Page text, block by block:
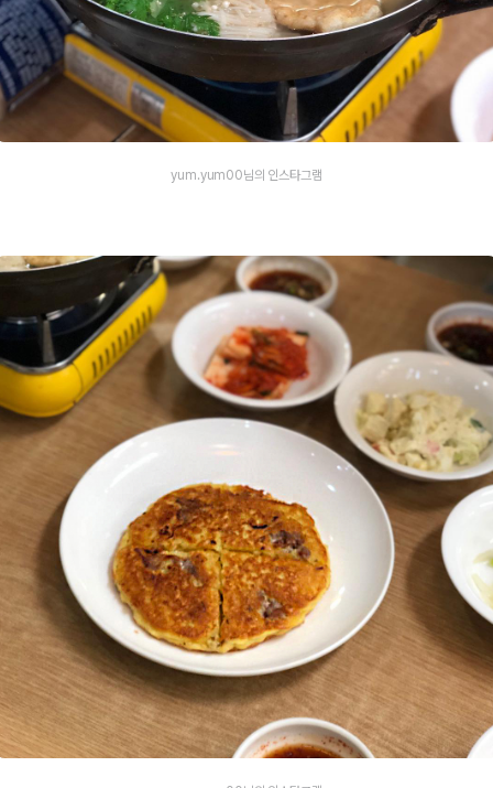
yum.yum00님의 인스타그램